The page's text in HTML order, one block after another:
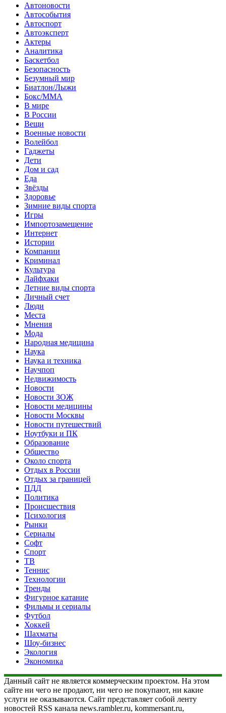
Автоновости
Автособытия
Автоспорт
Автоэксперт
Актеры
Аналитика
Баскетбол
Безопасность
Безумный мир
Биатлон/Лыжи
Бокс/MMA
В мире
В России
Вещи
Военные новости
Волейбол
Гаджеты
Дети
Дом и сад
Еда
Звёзды
Здоровье
Зимние виды спорта
Игры
Импортозамещение
Интернет
Истории
Компании
Криминал
Культура
Лайфхаки
Летние виды спорта
Личный счет
Люди
Места
Мнения
Мода
Народная медицина
Наука
Наука и техника
Научпоп
Недвижимость
Новости
Новости ЗОЖ
Новости медицины
Новости Москвы
Новости путешествий
Ноутбуки и ПК
Образование
Общество
Около спорта
Отдых в России
Отдых за границей
ПДД
Политика
Происшествия
Психология
Рынки
Сериалы
Софт
Спорт
ТВ
Теннис
Технологии
Тренды
Фигурное катание
Фильмы и сериалы
Футбол
Хоккей
Шахматы
Шоу-бизнес
Экология
Экономика
Данный сайт не является коммерческим проектом. На этом
сайте ни чего не продают, ни чего не покупают, ни какие
услуги не оказываются. Сайт представляет собой ленту
новостей RSS канала news.rambler.ru, kommersant.ru,